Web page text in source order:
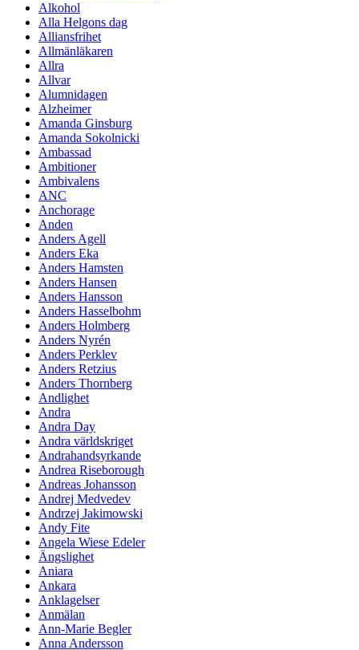
Alkohol
Alla Helgons dag
Alliansfrihet
Allmänläkaren
Allra
Allvar
Alumnidagen
Alzheimer
Amanda Ginsburg
Amanda Sokolnicki
Ambassad
Ambitioner
Ambivalens
ANC
Anchorage
Anden
Anders Agell
Anders Eka
Anders Hamsten
Anders Hansen
Anders Hansson
Anders Hasselbohm
Anders Holmberg
Anders Nyrén
Anders Perklev
Anders Retzius
Anders Thornberg
Andlighet
Andra
Andra Day
Andra världskriget
Andrahandsyrkande
Andrea Riseborough
Andreas Johansson
Andrej Medvedev
Andrzej Jakimowski
Andy Fite
Angela Wiese Edeler
Ängslighet
Aniara
Ankara
Anklagelser
Anmälan
Ann-Marie Begler
Anna Andersson